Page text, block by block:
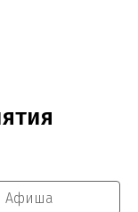
Афиша